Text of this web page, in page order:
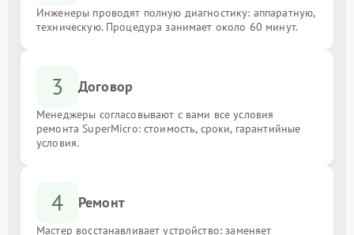
Инженеры проводят полную диагностику: аппаратную,
техническую. Процедура занимает около 60 минут.
3 Договор
Менеджеры согласовывают с вами все условия
ремонта SuperMicro: стоимость, сроки, гарантийные
условия.
4 Ремонт
Мастер восстанавливает устройство: заменяет